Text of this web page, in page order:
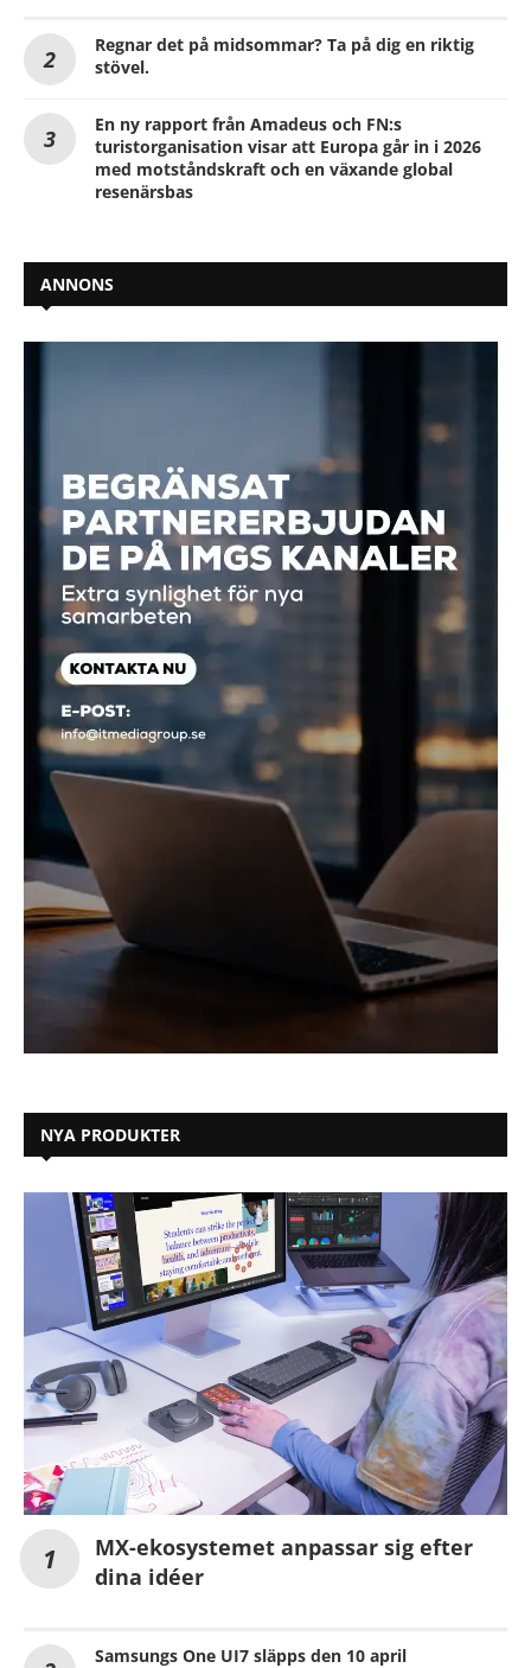
Regnar det på midsommar? Ta på dig en riktig
stövel.
En ny rapport från Amadeus och FN:s
turistorganisation visar att Europa går in i 2026
med motståndskraft och en växande global
resenärsbas
ANNONS
NYA PRODUKTER
MX-ekosystemet anpassar sig efter
dina idéer
Samsungs One UI7 släpps den 10 april